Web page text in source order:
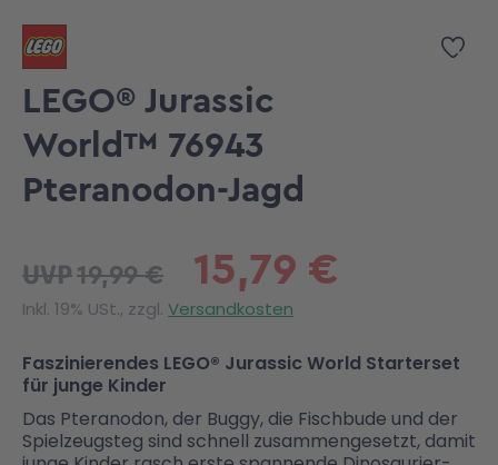
Zur
LEGO® Jurassic
World™ 76943
Pteranodon-Jagd
15,79 €
UVP19,99 €
Inkl. 19% USt., zzgl. Versandkosten
Faszinierendes LEGO® Jurassic World Starterset
für junge Kinder
Das Pteranodon, der Buggy, die Fischbude und der
Spielzeugsteg sind schnell zusammengesetzt, damit